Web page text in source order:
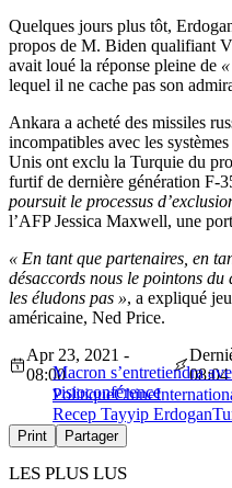
Quelques jours plus tôt,
propos de M. Biden qualifiant
avait loué la réponse pleine de
lequel il ne cache pas son
Ankara a acheté des missiles
incompatibles avec les
Unis ont exclu la Turquie du
furtif de dernière génération F-
poursuit le processus
l’AFP Jessica Maxwell, une
« En tant que partenaires, en
désaccords nous le pointons
les éludons pas », a expliqué
américaine, Ned Price.
Macron s’entretiendra
visioconférence
Apr 23, 2021 -
08:00
08:04
PolitiqueChine
Recep Tayyip Erdogan
Print Partager
LES PLUS LUS